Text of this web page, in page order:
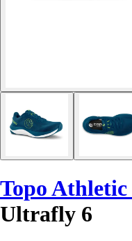
Topo Athletic
Ultrafly 6